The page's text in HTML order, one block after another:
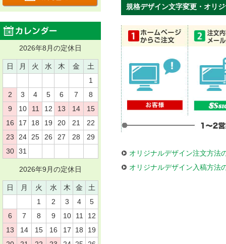
規格デザイン文字変更・オリ
オリジナルデザイン注文方法
オリジナルデザイン入稿方法
2026年8月の定休日
日 月 火 水 木 金
土
1
2
3 4 5 6 7
8
9
10 11 12 13 14
15
16
17 18 19 20 21
22
23
24 25 26 27 28
29
30 31
2026年9月の定休日
日 月 火 水 木 金
土
1
2 3 4
5
6
7 8 9 10 11
12
13
14 15 16 17 18
19